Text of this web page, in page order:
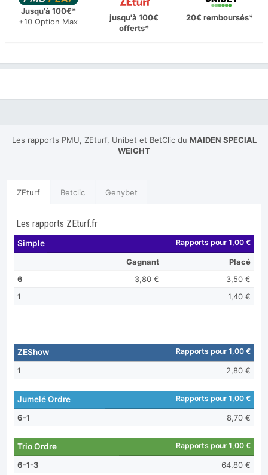
Jusqu'à 100€*
+10 Option Max
jusqu'à 100€
offerts*
20€ remboursés*
Les rapports PMU, ZEturf, Unibet et BetClic du MAIDEN SPECIAL
WEIGHT
ZEturf Betclic Genybet
Les rapports ZEturf.fr
Simple Rapports pour 1,00 €
Gagnant
Placé
6
3,80 €
3,50 €
1
1,40 €
ZEShow Rapports pour 1,00 €
1 2,80 €
Jumelé Ordre Rapports pour 1,00 €
6-1 8,70 €
Trio Ordre Rapports pour 1,00 €
6-1-3 64,80 €